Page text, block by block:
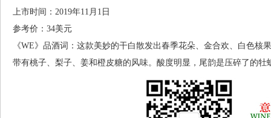
上市时间：2019年11月1日
参考价：34美元
《WE》品酒词：这款美妙的干白散发出春季花朵、金合欢、白色核
带有桃子、梨子、姜和橙皮糖的风味。酸度明显，尾韵是压碎了的